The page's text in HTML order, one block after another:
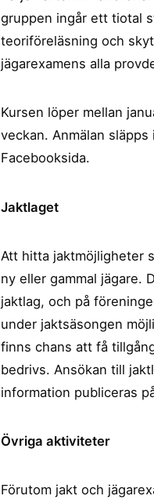
gruppen ingår ett tiotal
teoriföreläsning och
jägarexamens alla
Kursen löper mellan
veckan. Anmälan
Facebooksida.
Jaktlaget
Att hitta jaktmöjligheter
ny eller gammal jägare.
jaktlag, och på
under jaktsäsongen
finns chans att få
bedrivs. Ansökan till
information publiceras
Övriga aktiviteter
Förutom jakt och